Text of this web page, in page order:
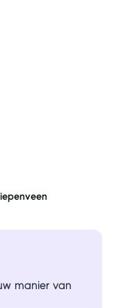
manier van